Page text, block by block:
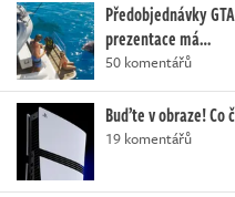
Předobjednávky
prezentace má…
50 komentářů
Buďte v obraze! Co
19 komentářů